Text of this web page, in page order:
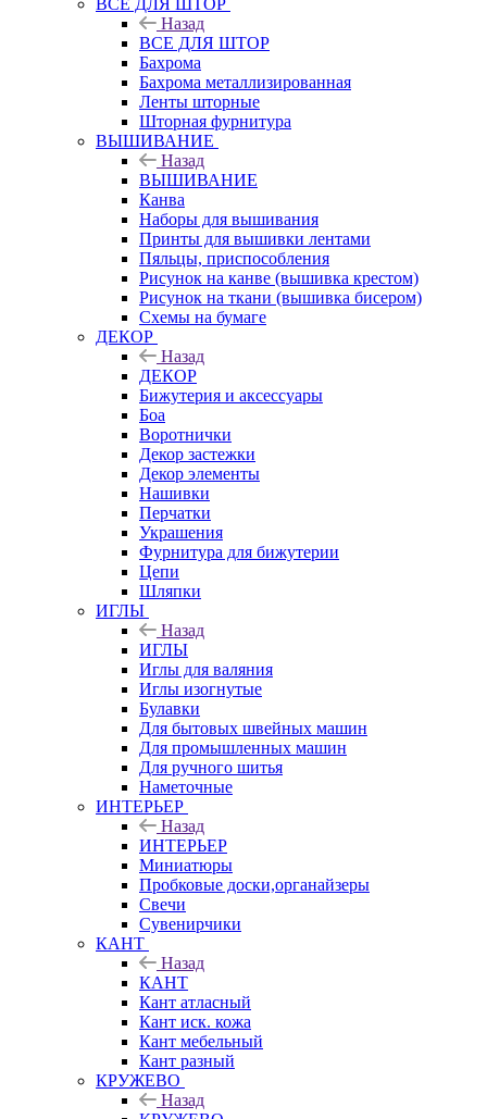
ВСЕ ДЛЯ ШТОР
Назад
ВСЕ ДЛЯ ШТОР
Бахрома
Бахрома металлизированная
Ленты шторные
Шторная фурнитура
ВЫШИВАНИЕ
Назад
ВЫШИВАНИЕ
Канва
Наборы для вышивания
Принты для вышивки лентами
Пяльцы, приспособления
Рисунок на канве (вышивка крестом)
Рисунок на ткани (вышивка бисером)
Схемы на бумаге
ДЕКОР
Назад
ДЕКОР
Бижутерия и аксессуары
Боа
Воротнички
Декор застежки
Декор элементы
Нашивки
Перчатки
Украшения
Фурнитура для бижутерии
Цепи
Шляпки
ИГЛЫ
Назад
ИГЛЫ
Иглы для валяния
Иглы изогнутые
Булавки
Для бытовых швейных машин
Для промышленных машин
Для ручного шитья
Наметочные
ИНТЕРЬЕР
Назад
ИНТЕРЬЕР
Миниатюры
Пробковые доски,органайзеры
Свечи
Сувенирчики
КАНТ
Назад
КАНТ
Кант атласный
Кант иск. кожа
Кант мебельный
Кант разный
КРУЖЕВО
Назад